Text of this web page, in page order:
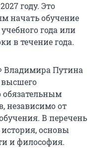
2027 году. Это
начать обучение
года или
в течение года.
Владимира Путина
высшего
обязательным
независимо от
В перечень
основы
и философия.